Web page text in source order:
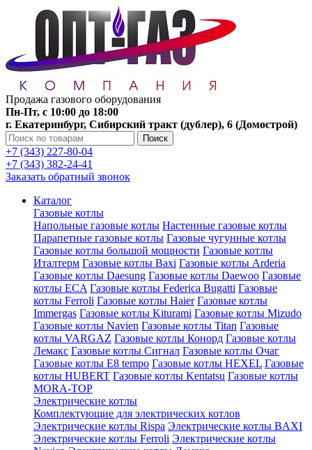
Продажа газового оборудования
Пн-Пт, с 10:00 до 18:00
г. Екатеринбург, Сибирский тракт (дублер), 6 (Домострой)
Поиск
+7 (343) 227-80-04
+7 (343) 382-24-41
Заказать обратный звонок
Каталог
Газовые котлы
Напольные газовые котлы Настенные газовые котлы
Парапетные газовые котлы Газовые чугунные котлы
Газовые котлы большой мощности Газовые котлы
Италтерм Газовые котлы Baxi Газовые котлы Arderia
Газовые котлы Daesung Газовые котлы Daewoo Газовые
котлы ECA Газовые котлы Federica Bugatti Газовые
котлы Ferroli Газовые котлы Haier Газовые котлы
Immergas Газовые котлы Kiturami Газовые котлы Mizudo
Газовые котлы Navien Газовые котлы Titan Газовые
котлы VARGAZ Газовые котлы Конорд Газовые котлы
Лемакс Газовые котлы Сигнал Газовые котлы Очаг
Газовые котлы E8 tempo Газовые котлы HEXEL Газовые
котлы HUBERT Газовые котлы Kentatsu Газовые котлы
MORA-TOP
Электрические котлы
Комплектующие для электрических котлов
Электрические котлы Rispa Электрические котлы BAXI
Электрические котлы Ferroli Электрические котлы